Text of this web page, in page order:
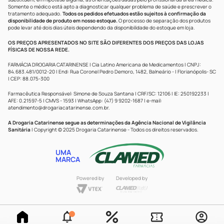
Somente o médico está apto a diagnosticar qualquer problema de saúde e prescrever o
tratamento adequado. Todos os pedidos efetuados estão sujeitos à confirmação da
disponibilidade de produto em nosso estoque.O processo de separação dos produtos
pode levar até dois dias úteis dependendo da disponibilidade do estoque em loja.
OS PREÇOS APRESENTADOS NO SITE SÃO DIFERENTES DOS PREÇOS DAS LOJAS
FÍSICAS DE NOSSA REDE.
FARMÁCIA DROGARIA CATARINENSE | Cia Latino Americana de Medicamentos | CNPJ:
84.683.481/0012-20 | End: Rua Coronel Pedro Demoro, 1482, Balneário - | Florianópolis- SC
| CEP: 88.075-300
Farmacêutica Responsável: Simone de Souza Santana | CRF/SC: 12106 | IE: 250192233 |
AFE: 0.21597-5 | CMVS - 1593 | WhatsApp: (47) 9 9202-1687 | e-mail:
atendimento@drogariacatarinense.com.br.
A Drogaria Catarinense segue as determinações da Agência Nacional de Vigilância
Sanitária | Copyright © 2025 Drogaria Catarinense - Todos os direitos reservados.
UMA
MARCA
Powered by Developed by